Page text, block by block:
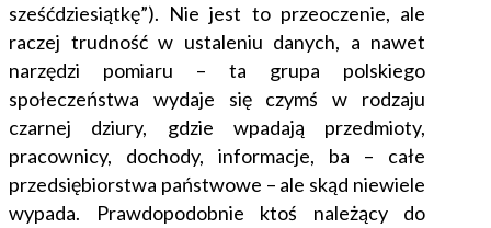
sześćdziesiątkę”). Nie jest to przeoczenie, ale
raczej trudność w ustaleniu danych, a nawet
narzędzi pomiaru – ta grupa polskiego
społeczeństwa wydaje się czymś w rodzaju
czarnej dziury, gdzie wpadają przedmioty,
pracownicy, dochody, informacje, ba – całe
przedsiębiorstwa państwowe – ale skąd niewiele
wypada. Prawdopodobnie ktoś należący do